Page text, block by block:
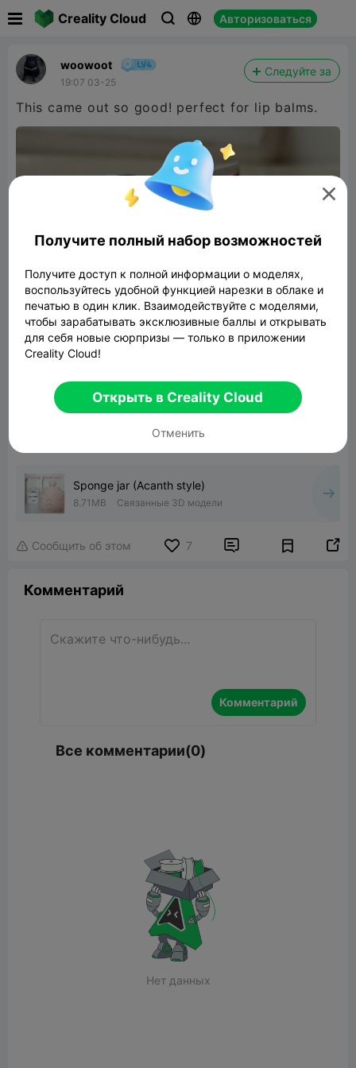
Creality Cloud   Авторизоваться
woowoot
19:07 03-25
Следуйте за
This came out so good! perfect for lip balms.
Sponge jar (Acanth style)
8.71MB Связанные 3D модели
 Сообщить об этом 7  
Комментарий
Комментарий
Все комментарии(0)
Нет данных

Получите полный набор возможностей
Получите доступ к полной информации о моделях,
воспользуйтесь удобной функцией нарезки в облаке и
печатью в один клик. Взаимодействуйте с моделями,
чтобы зарабатывать эксклюзивные баллы и открывать
для себя новые сюрпризы — только в приложении
Creality Cloud!
Открыть в Creality Cloud
Отменить